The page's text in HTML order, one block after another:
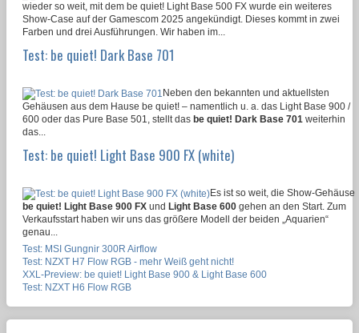
wieder so weit, mit dem be quiet! Light Base 500 FX wurde ein weiteres
Show-Case auf der Gamescom 2025 angekündigt. Dieses kommt in zwei
Farben und drei Ausführungen. Wir haben im...
Test: be quiet! Dark Base 701
Neben den bekannten und aktuellsten
Gehäusen aus dem Hause be quiet! – namentlich u. a. das Light Base 900 /
600 oder das Pure Base 501, stellt das be quiet! Dark Base 701 weiterhin
das...
Test: be quiet! Light Base 900 FX (white)
Es ist so weit, die Show-Gehäuse
be quiet! Light Base 900 FX und Light Base 600 gehen an den Start. Zum
Verkaufsstart haben wir uns das größere Modell der beiden „Aquarien“
genau...
Test: MSI Gungnir 300R Airflow
Test: NZXT H7 Flow RGB - mehr Weiß geht nicht!
XXL-Preview: be quiet! Light Base 900 & Light Base 600
Test: NZXT H6 Flow RGB